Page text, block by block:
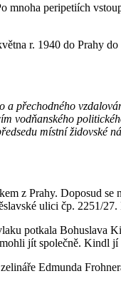
peripetiích
r. 1940 do Prahy
přechodného
místní židovské
z Prahy. Doposud
ulici čp. 2251/27.
potkala Bohuslava
jít společně. Kindl
Edmunda